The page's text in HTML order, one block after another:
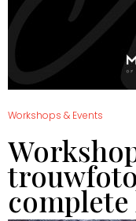
Workshops & Events